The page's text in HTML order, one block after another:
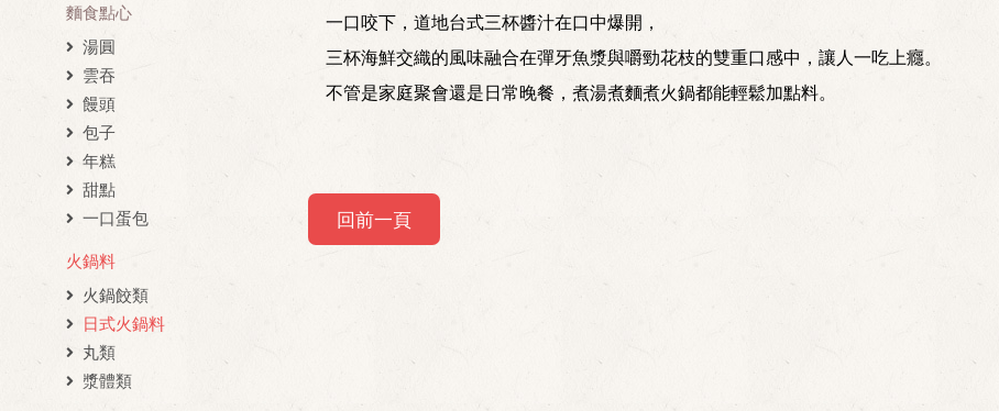
麵食點心
湯圓
雲吞
饅頭
包子
年糕
甜點
一口蛋包
火鍋料
火鍋餃類
日式火鍋料
丸類
漿體類
一口咬下，道地台式三杯醬汁在口中爆開，
三杯海鮮交織的風味融合在彈牙魚漿與嚼勁花枝的雙重口感中，讓人一吃上癮。
不管是家庭聚會還是日常晚餐，煮湯煮麵煮火鍋都能輕鬆加點料。
回前一頁